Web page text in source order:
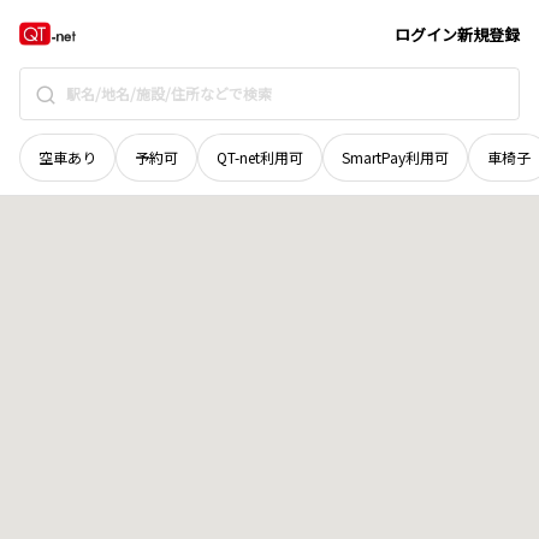
ログイン新規登録
空車あり 予約可 QT-net利用可 SmartPay利用可 車椅子
北海道